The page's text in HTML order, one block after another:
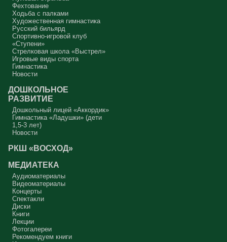
Фехтование
Ходьба с палками
Художественная гимнастика
Русский бильярд
Спортивно-игровой клуб
«Ступени»
Стрелковая школа «Выстрел»
Игровые виды спорта
Гимнастика
Новости
ДОШКОЛЬНОЕ
РАЗВИТИЕ
Дошкольный лицей «Аккордик»
Гимнастика «Ладушки» (дети
1,5-3 лет)
Новости
РКШ «ВОСХОД»
МЕДИАТЕКА
Аудиоматериалы
Видеоматериалы
Концерты
Спектакли
Диски
Книги
Лекции
Фотогалереи
Рекомендуем книги